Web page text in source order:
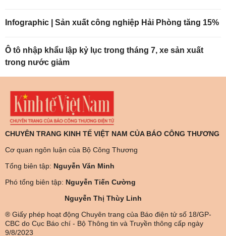
Infographic | Sản xuất công nghiệp Hải Phòng tăng 15%
Ô tô nhập khẩu lập kỷ lục trong tháng 7, xe sản xuất
trong nước giảm
CHUYÊN TRANG KINH TẾ VIỆT NAM CỦA BÁO CÔNG THƯƠNG
Cơ quan ngôn luận của Bộ Công Thương
Tổng biên tập: Nguyễn Văn Minh
Phó tổng biên tập: Nguyễn Tiến Cường
Nguyễn Thị Thùy Linh
® Giấy phép hoạt động Chuyên trang của Báo điện tử số 18/GP-
CBC do Cục Báo chí - Bộ Thông tin và Truyền thông cấp ngày
9/8/2023